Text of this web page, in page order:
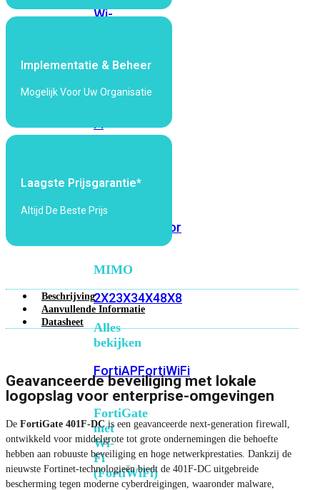
Wi-
Fi
Fi
7
Fi
Outdoor
MIMO
2X23X34X48X8
Alles
bekijken
FortiAPFortiWiFi
FortiGate
met
Wi-
Fi
(FortiWiFi)
Implementatie & Beheer
Mogelijk Voor Uw Organisatie
Laagste Prijsgarantie*
Altijd De Beste Prijs
Beschrijving
Aanvullende Informatie
Datasheet
Geavanceerde beveiliging met lokale
logopslag voor enterprise-omgevingen
De FortiGate 401F-DC is een geavanceerde next-generation firewall,
ontwikkeld voor middelgrote tot grote ondernemingen die behoefte
hebben aan robuuste beveiliging en hoge netwerkprestaties. Dankzij de
nieuwste Fortinet-technologieën biedt de 401F-DC uitgebreide
bescherming tegen moderne cyberdreigingen, waaronder malware,